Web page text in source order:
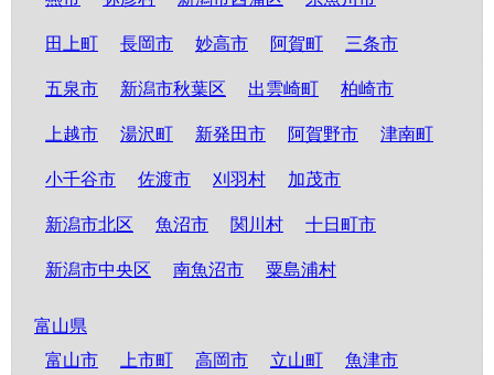
田上町 長岡市 妙高市 阿賀町 三条市
五泉市 新潟市秋葉区 出雲崎町 柏崎市
上越市 湯沢町 新発田市 阿賀野市 津南町
小千谷市 佐渡市 刈羽村 加茂市
新潟市北区 魚沼市 関川村 十日町市
新潟市中央区 南魚沼市 粟島浦村
富山県
富山市
上市町 高岡市 立山町 魚津市